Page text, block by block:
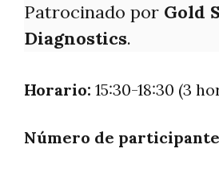
Patrocinado por Gold
Diagnostics.
Horario: 15:30-18:30 (3
Número de